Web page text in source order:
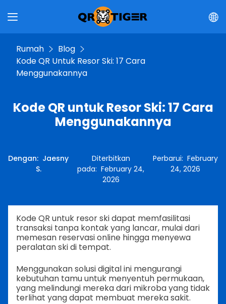
Rumah
Blog
Kode QR Untuk Resor Ski: 17 Cara
Menggunakannya
Kode QR untuk Resor Ski: 17 Cara
Menggunakannya
Dengan: Jaesny
S.
Diterbitkan
pada: February 24,
2026
Perbarui: February
24, 2026
Kode QR untuk resor ski dapat memfasilitasi
transaksi tanpa kontak yang lancar, mulai dari
memesan reservasi online hingga menyewa
peralatan ski di tempat.
Menggunakan solusi digital ini mengurangi
kebutuhan tamu untuk menyentuh permukaan,
yang melindungi mereka dari mikroba yang tidak
terlihat yang dapat membuat mereka sakit.